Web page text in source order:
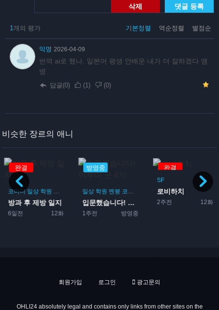
삭제 댓글 등록
기본정렬 역순정렬 별점순
1개의 평가
익명 2026-04-09
번역 ai로 했나. 일본어 평생 안배운 내가 더 잘하겠다 앰
병
답글(0) (1) (0)
비슷한 장르의 애니
완결
코미디 일상 학원 드라마 부활동
방과 후 제방 일지
6일전 12화
방영중
일상 학원 멘붕 코미디 먼치킨 판타지 마법
입문했습니다! 이루마 군 4...
1주전 방영중
완결
SF
로비하치
2주전 12화
회원가입 로그인 광고문의
OHLI24 absolutely legal and contains only links from other sites on the